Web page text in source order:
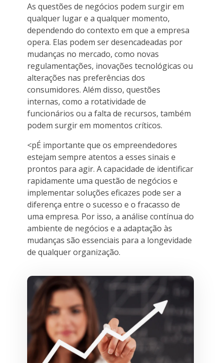
As questões de negócios podem surgir em
qualquer lugar e a qualquer momento,
dependendo do contexto em que a empresa
opera. Elas podem ser desencadeadas por
mudanças no mercado, como novas
regulamentações, inovações tecnológicas ou
alterações nas preferências dos
consumidores. Além disso, questões
internas, como a rotatividade de
funcionários ou a falta de recursos, também
podem surgir em momentos críticos.
<pÉ importante que os empreendedores
estejam sempre atentos a esses sinais e
prontos para agir. A capacidade de identificar
rapidamente uma questão de negócios e
implementar soluções eficazes pode ser a
diferença entre o sucesso e o fracasso de
uma empresa. Por isso, a análise contínua do
ambiente de negócios e a adaptação às
mudanças são essenciais para a longevidade
de qualquer organização.